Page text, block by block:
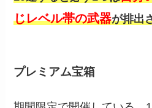
じレベル帯の武器が排出
プレミアム宝箱